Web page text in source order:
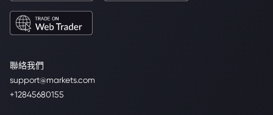
聯絡我們
support@markets.com
+12845680155